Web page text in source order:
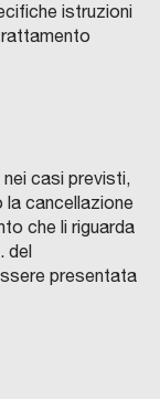
istruzioni
casi previsti,
la cancellazione
che li riguarda
del
presentata